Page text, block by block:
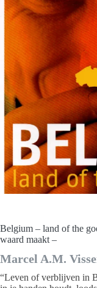
Belgium – land of the
waard maakt –
Marcel A.M.
“Leven of verblijven in